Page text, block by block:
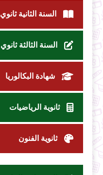
السنة الثانية ثانوي
السنة الثالثة ثانوي
شهادة البكالوريا
ثانوية الرياضيات
ثانوية الفنون